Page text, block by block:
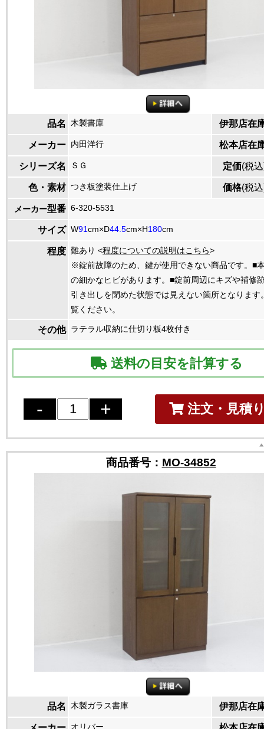
品名 木製書庫 伊那店在
メーカー 内田洋行 松本店在
シリーズ名 ＳＧ 定価(税
色・素材 つき板塗装仕上げ 価格(税
メーカー型番 6-320-5531
サイズ W91cm×D44.5cm×H180cm
程度 難あり <程度についての説明はこちら>
※錠前故障のため、鍵が使用できない商品です。■
の細かなヒビがあります。■錠前周辺にキズや補修
引き出しを閉めた状態では見えない箇所となります
覧ください。
その他 ラテラル収納に仕切り板4枚付き
送料の目安を計算する
注文・見積
商品番号： MO-34852
品名 木製ガラス書庫 伊那店在
オリバー